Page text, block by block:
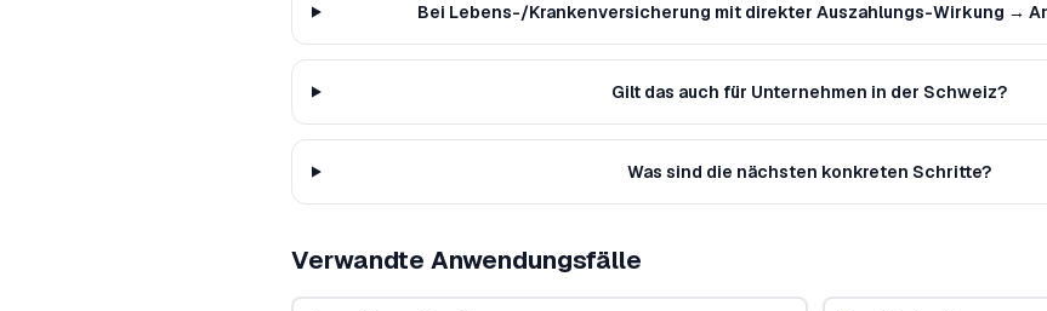
Bei Lebens-/Krankenversicherung mit direkter Auszahlungs-Wirkung →
Gilt das auch für Unternehmen in der Schweiz?
Was sind die nächsten konkreten Schritte?
Verwandte Anwendungsfälle